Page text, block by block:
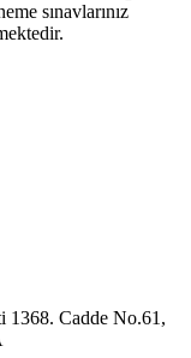
sınavlarınız
1368. Cadde No.61,